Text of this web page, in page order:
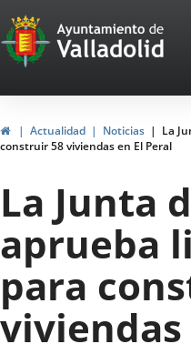
Portal
Web
del
de
Valladolid
HomeActualidad Noticias
La
construir 58 viviendas en El Peral
La Junta
aprueba
para
viviendas